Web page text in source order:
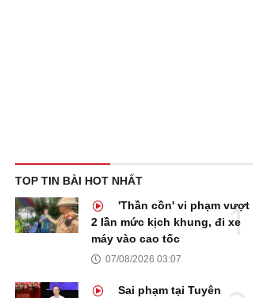
TOP TIN BÀI HOT NHẤT
'Thần cồn' vi phạm vượt
2 lần mức kịch khung, đi xe
máy vào cao tốc
07/08/2026 03:07
Sai phạm tại Tuyên